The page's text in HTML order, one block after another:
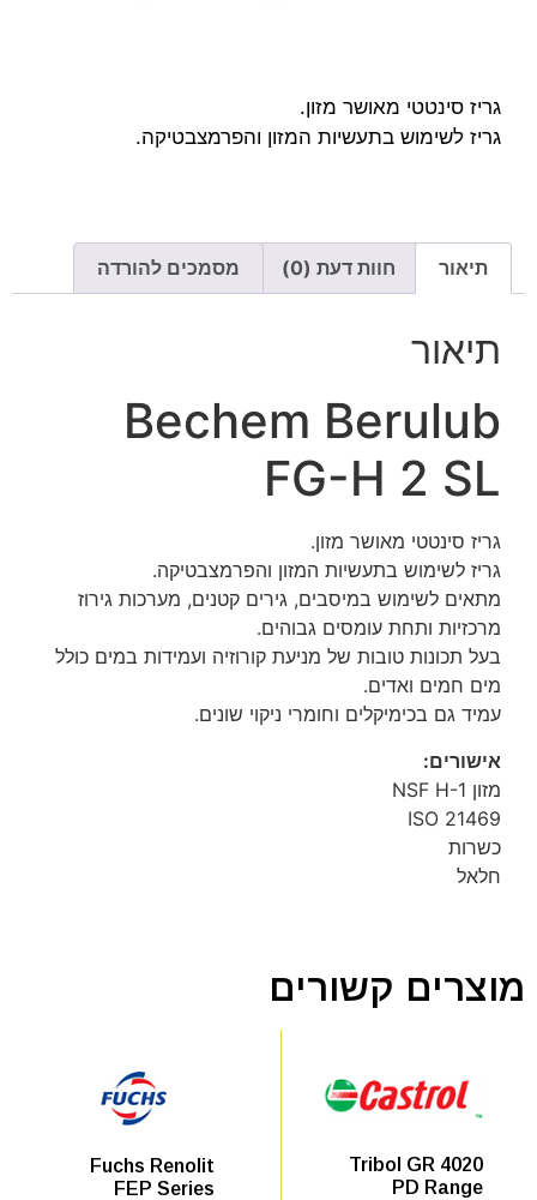
גריז סינטטי מאושר מזון.
גריז לשימוש בתעשיות המזון והפרמצבטיקה.
תיאור חוות דעת (0) מסמכים להורדה
תיאור
Bechem Berulub
FG-H 2 SL
גריז סינטטי מאושר מזון.
גריז לשימוש בתעשיות המזון והפרמצבטיקה.
מתאים לשימוש במיסבים, גירים קטנים, מערכות גירוז
מרכזיות ותחת עומסים גבוהים.
בעל תכונות טובות של מניעת קורוזיה ועמידות במים כולל
מים חמים ואדים.
עמיד גם בכימיקלים וחומרי ניקוי שונים.
אישורים:
מזון NSF H-1
ISO 21469
כשרות
חלאל
מוצרים קשורים
Tribol GR 4020
PD Range
Fuchs Renolit
FEP Series